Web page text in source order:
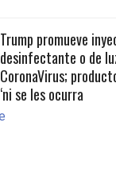
Trump promueve
desinfectante o de
CoronaVirus;
‘ni se les ocurra